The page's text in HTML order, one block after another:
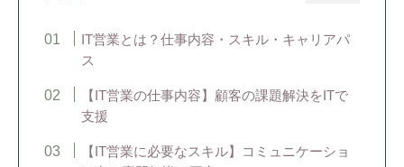
IT営業とは？仕事内容・スキル・キャリアパ
ス
【IT営業の仕事内容】顧客の課題解決をITで
支援
【IT営業に必要なスキル】コミュニケーショ